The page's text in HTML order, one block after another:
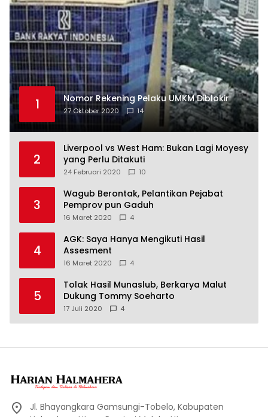
1 Nomor Rekening Pelaku UMKM Diblokir
27 Oktober 2020 14
2
Liverpool vs West Ham: Bukan Lagi Moyesy
yang Perlu Ditakuti
24 Februari 2020 10
3
Wagub Berontak, Pelantikan Pejabat
Pemprov pun Gaduh
16 Maret 2020 4
4
AGK: Saya Hanya Mengikuti Hasil
Assesment
16 Maret 2020 4
5
Tolak Hasil Munaslub, Berkarya Malut
Dukung Tommy Soeharto
17 Juli 2020 4
Jl. Bhayangkara Gamsungi-Tobelo, Kabupaten